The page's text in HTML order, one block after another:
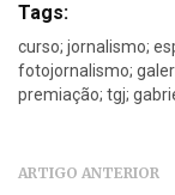
Tags:
curso; jornalismo;
fotojornalismo;
premiação; tgj;
ARTIGO ANTERIOR